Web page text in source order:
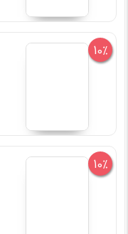
10%
10%